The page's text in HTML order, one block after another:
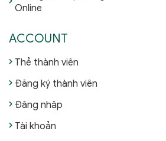
Online
ACCOUNT
Thẻ thành viên
Đăng ký thành viên
Đăng nhập
Tài khoản